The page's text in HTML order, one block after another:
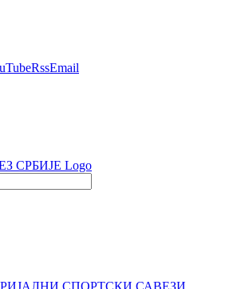
RssEmail
СПОРТСКИ САВЕЗИ